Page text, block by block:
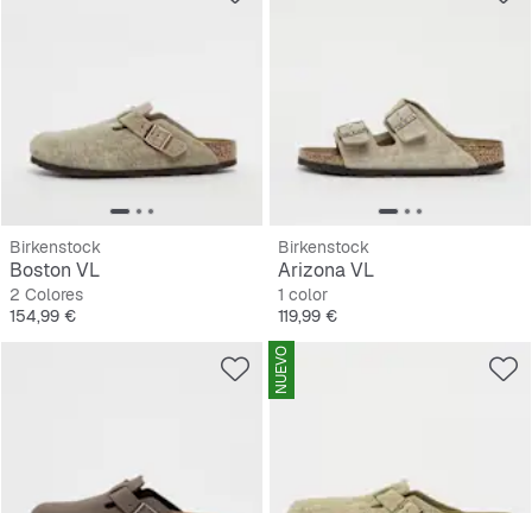
Birkenstock
Boston VL
2 Colores
Precio
154,99 €
Birkenstock
Arizona VL
1 color
Precio
119,99 €
NUEVO